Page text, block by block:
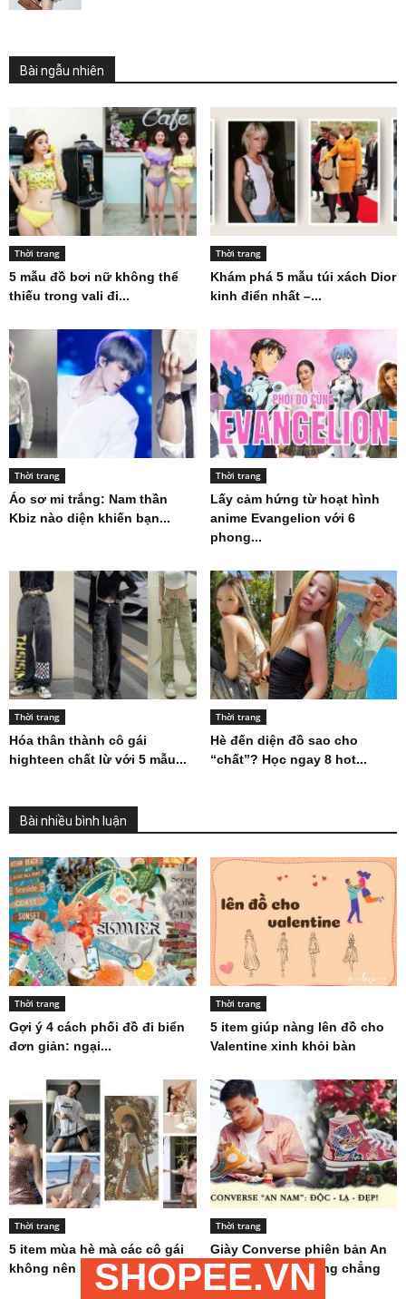
Bài ngẫu nhiên
Thời trang
5 mẫu đồ bơi nữ không thể
thiếu trong vali đi...
Thời trang
Khám phá 5 mẫu túi xách Dior
kinh điển nhất –...
Thời trang
Áo sơ mi trắng: Nam thần
Kbiz nào diện khiến bạn...
Thời trang
Lấy cảm hứng từ hoạt hình
anime Evangelion với 6
phong...
Thời trang
Hóa thân thành cô gái
highteen chất lừ với 5 mẫu...
Thời trang
Hè đến diện đồ sao cho
“chất”? Học ngay 8 hot...
Bài nhiều bình luận
Thời trang
Gợi ý 4 cách phối đồ đi biển
đơn giản: ngại...
Thời trang
5 item giúp nàng lên đồ cho
Valentine xinh khỏi bàn
Thời trang
5 item mùa hè mà các cô gái
không nên bỏ...
Thời trang
Giày Converse phiên bản An
Nam: Được săn lùng chẳng
kém...
SHOPEE.VN